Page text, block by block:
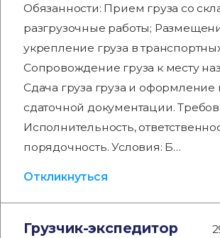
Обязанности: Прием груза со
разгрузочные работы;
укрепление груза в
Сопровождение груза к месту
Сдача груза груза и
сдаточной документации.
Исполнительность,
порядочность. Условия: Б…
Откликнуться
Грузчик-экспедитор